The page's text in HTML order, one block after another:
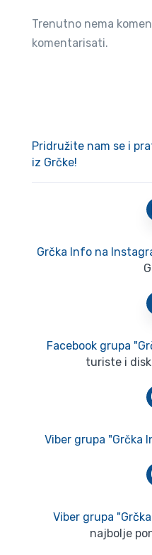
Trenutno nema
komentarisati.
Pridružite nam se i
iz Grčke!
Grčka Info na
Facebook grupa
turiste i
Viber grupa "Grčka
Viber grupa
najbolje